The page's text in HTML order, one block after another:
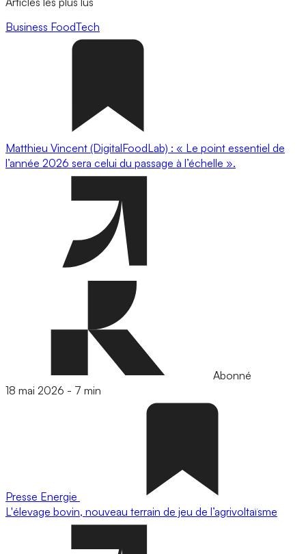
Business FoodTech
Matthieu Vincent (DigitalFoodLab) : « Le point essentiel de
l’année 2026 sera celui du passage à l’échelle ».
Abonné
18 mai 2026 - 7 min
Presse Energie
L'élevage bovin, nouveau terrain de jeu de l’agrivoltaïsme